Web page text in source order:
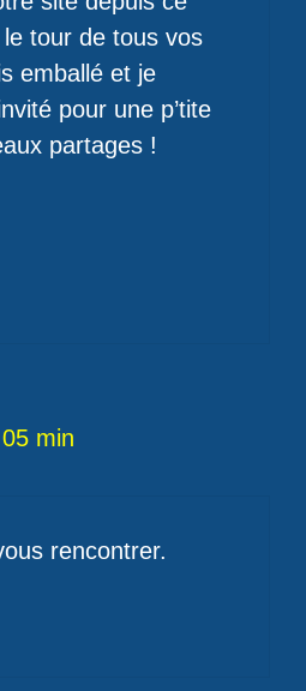
tour de tous vos
emballé et je
pour une p’tite
partages !
min
rencontrer.